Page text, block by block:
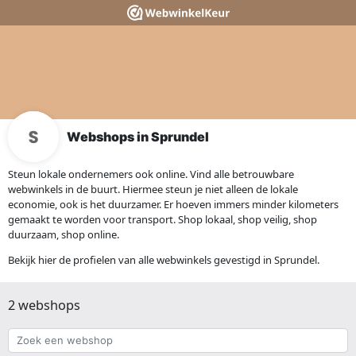
Webshops in Sprundel
Steun lokale ondernemers ook online. Vind alle betrouwbare
webwinkels in de buurt. Hiermee steun je niet alleen de lokale
economie, ook is het duurzamer. Er hoeven immers minder kilometers
gemaakt te worden voor transport. Shop lokaal, shop veilig, shop
duurzaam, shop online.
Bekijk hier de profielen van alle webwinkels gevestigd in Sprundel.
2 webshops
Zoek
een